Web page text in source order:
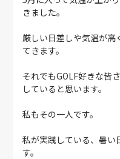
きました。
厳しい日差しや気温が高
てきます。
それでもGOLF好きな皆
していると思います。
私もその一人です。
私が実践している、暑い
す。